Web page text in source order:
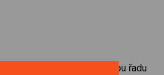
akciové indexy přináší celou řadu